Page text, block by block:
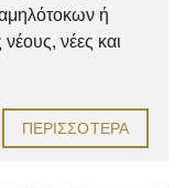
ή
νέες και
ΠΕΡΙΣΣΌΤΕΡΑ